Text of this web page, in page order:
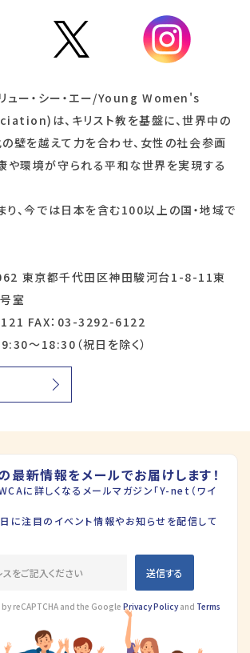
リュー・シー・エー/Young Women's
は、キリスト教を基盤に、世界中の
壁を越えて力を合わせ、女性の社会参画
や環境が守られる平和な世界を実現する
、今では日本を含む100以上の国・地域で
東京都千代田区神田駿河台1-8-11東
室
FAX：03-3292-6122
～18:30（祝日を除く）
最新情報をメールでお届けします！
に詳しくなるメールマガジン「Y-net（ワイ
に注目のイベント情報やお知らせを配信して
reCAPTCHA and the Google Privacy Policyand Terms